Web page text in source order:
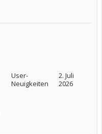
User-
Neuigkeiten
2. Juli
2026